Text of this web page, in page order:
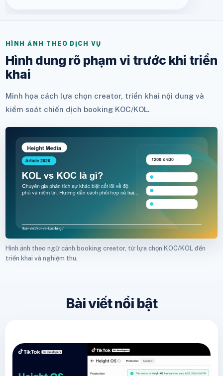
HÌNH ẢNH THEO DỊCH VỤ
Hình dung rõ phạm vi trước khi triển
khai
Minh họa cách lựa chọn creator, triển khai nội dung và
kiểm soát chiến dịch booking KOC/KOL.
Hình ảnh theo ngữ cảnh booking creator, từ lựa chọn KOC/KOL đến
triển khai và nghiệm thu.
Bài viết nổi bật